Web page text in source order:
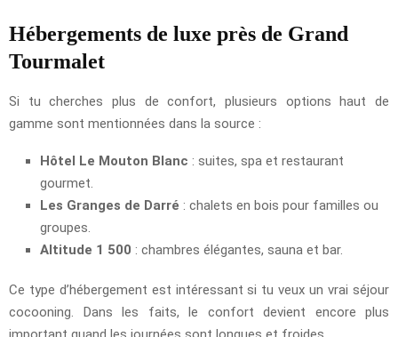
Hébergements de luxe près de Grand
Tourmalet
Si tu cherches plus de confort, plusieurs options haut de
gamme sont mentionnées dans la source :
Hôtel Le Mouton Blanc : suites, spa et restaurant
gourmet.
Les Granges de Darré : chalets en bois pour familles ou
groupes.
Altitude 1 500 : chambres élégantes, sauna et bar.
Ce type d’hébergement est intéressant si tu veux un vrai séjour
cocooning. Dans les faits, le confort devient encore plus